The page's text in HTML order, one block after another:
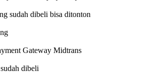
sudah dibeli bisa ditonton
Gateway Midtrans
dibeli